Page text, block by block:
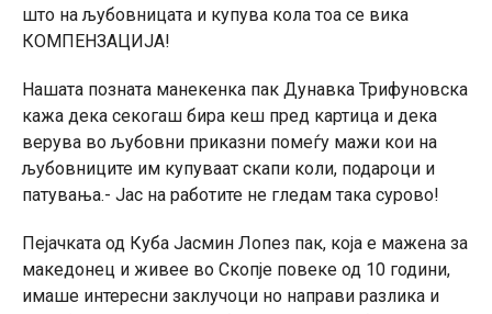
што на љубовницата и купува кола тоа се вика
КОМПЕНЗАЦИЈА!
Нашата позната манекенка пак Дунавка Трифуновска
кажа дека секогаш бира кеш пред картица и дека
верува во љубовни приказни помеѓу мажи кои на
љубовниците им купуваат скапи коли, подароци и
патувања.- Јас на работите не гледам така сурово!
Пејачката од Куба Јасмин Лопез пак, која е мажена за
македонец и живее во Скопје повеке од 10 години,
имаше интересни заклучоци но направи разлика и